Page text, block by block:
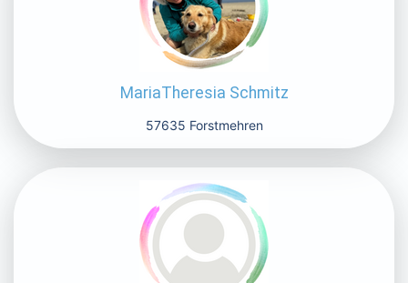
MariaTheresia Schmitz
57635 Forstmehren